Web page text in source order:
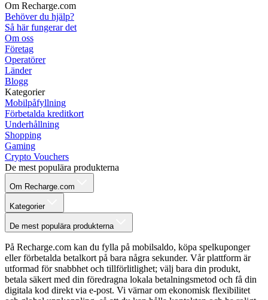
Om Recharge.com
Behöver du hjälp?
Så här fungerar det
Om oss
Företag
Operatörer
Länder
Blogg
Kategorier
Mobilpåfyllning
Förbetalda kreditkort
Underhållning
Shopping
Gaming
Crypto Vouchers
De mest populära produkterna
Om Recharge.com
Kategorier
De mest populära produkterna
På Recharge.com kan du fylla på mobilsaldo, köpa spelkuponger
eller förbetalda betalkort på bara några sekunder. Vår plattform är
utformad för snabbhet och tillförlitlighet; välj bara din produkt,
betala säkert med din föredragna lokala betalningsmetod och få din
digitala kod direkt via e-post. Vi värnar om ekonomisk flexibilitet